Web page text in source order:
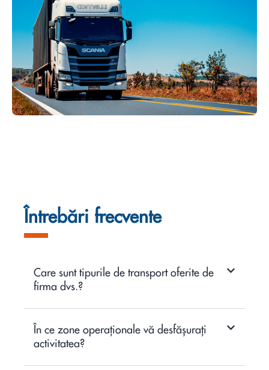
Întrebări frecvente
Care sunt tipurile de transport oferite de
firma dvs.?
În ce zone operaționale vă desfășurați
activitatea?